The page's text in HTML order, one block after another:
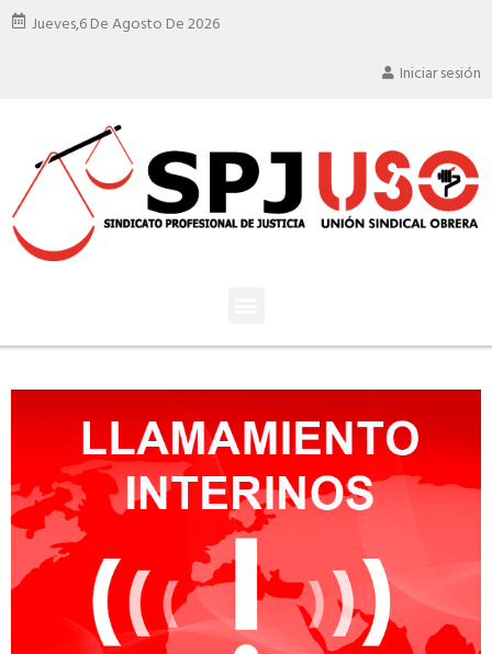
Jueves,6 De Agosto De 2026
Iniciar sesión